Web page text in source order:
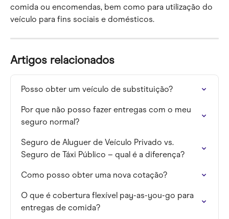
comida ou encomendas, bem como para utilização do
veículo para fins sociais e domésticos.
Artigos relacionados
Posso obter um veículo de substituição?
Por que não posso fazer entregas com o meu
seguro normal?
Seguro de Aluguer de Veículo Privado vs.
Seguro de Táxi Público – qual é a diferença?
Como posso obter uma nova cotação?
O que é cobertura flexível pay-as-you-go para
entregas de comida?